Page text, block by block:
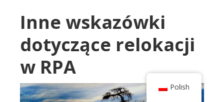
Inne wskazówki
dotyczące relokacji
w RPA
Polish